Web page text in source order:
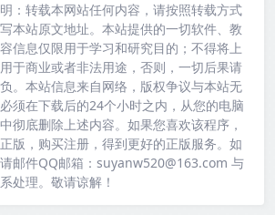
： 转载本网站任何内容，请按照转载方式
本站原文地址。本站提供的一切软件、教
信息仅限用于学习和研究目的；不得将上
于商业或者非法用途，否则，一切后果请
。本站信息来自网络，版权争议与本站无
须在下载后的24个小时之内，从您的电脑
彻底删除上述内容。如果您喜欢该程序，
版，购买注册，得到更好的正版服务。如
邮件QQ邮箱：suyanw520@163.com 与
处理。敬请谅解！